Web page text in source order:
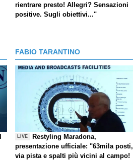
rientrare presto! Allegri? Sensazioni
positive. Sugli obiettivi..."
FABIO TARANTINO
LIVE
Restyling Maradona,
presentazione ufficiale: "63mila posti,
via pista e spalti più vicini al campo!